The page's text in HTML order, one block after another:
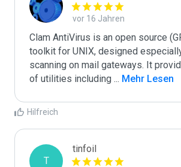
vor 16 Jahren
Clam AntiVirus is an open source
toolkit for UNIX, designed
scanning on mail gateways. It
of utilities including ... Mehr Lesen
Hilfreich
T
tinfoil